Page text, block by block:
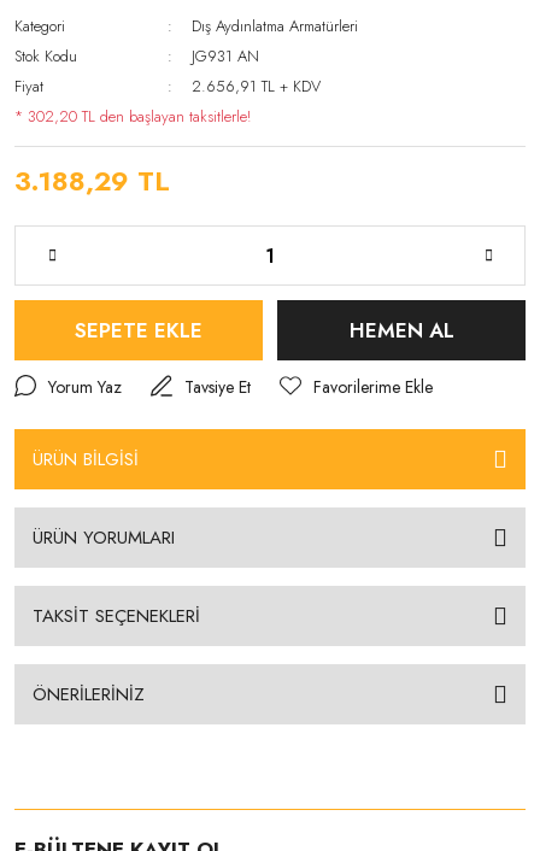
Kategori
Dış Aydınlatma Armatürleri
Stok Kodu
JG931 AN
Fiyat
2.656,91 TL + KDV
* 302,20 TL den başlayan taksitlerle!
3.188,29 TL
SEPETE EKLE HEMEN AL
Yorum Yaz Tavsiye Et
ÜRÜN BİLGİSİ
ÜRÜN YORUMLARI
TAKSİT SEÇENEKLERİ
ÖNERİLERİNİZ